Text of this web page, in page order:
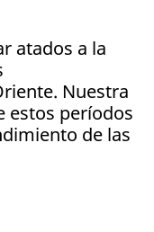
atados a la
Nuestra
estos períodos
de las